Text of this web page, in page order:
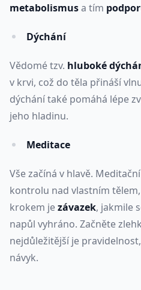
metabolismusa tím
Dýchání
Vědomé tzv. hluboké
v krvi, což do těla přináší
dýchání také pomáhá lépe
jeho hladinu.
Meditace
Vše začíná v hlavě.
kontrolu nad vlastním
krokem jezávazek, jakmile
napůl vyhráno. Začněte
nejdůležitější je
návyk.